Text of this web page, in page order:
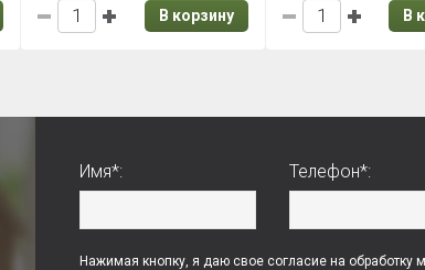
В корзину В
Имя*: Телефон*:
Нажимая кнопку, я даю свое согласие на обработку